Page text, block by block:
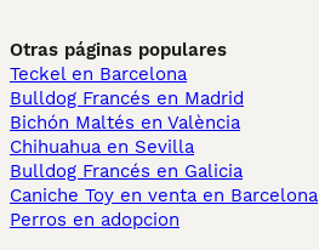
Otras páginas populares
Teckel en Barcelona
Bulldog Francés en Madrid
Bichón Maltés en València
Chihuahua en Sevilla
Bulldog Francés en Galicia
Caniche Toy en venta en Barcelona
Perros en adopcion